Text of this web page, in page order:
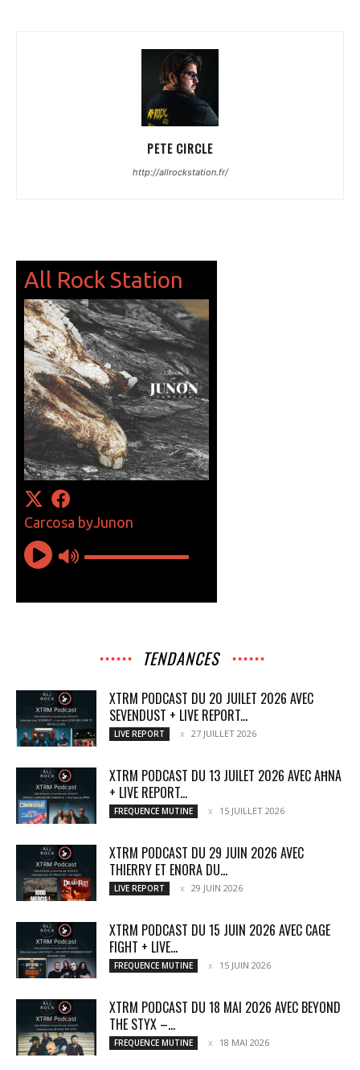
PETE CIRCLE
http://allrockstation.fr/
TENDANCES
XTRM PODCAST DU 20 JUILET 2026 AVEC
SEVENDUST + LIVE REPORT...
LIVE REPORT 27 JUILLET 2026
XTRM PODCAST DU 13 JUILET 2026 AVEC AĦNA
+ LIVE REPORT...
FREQUENCE MUTINE 15 JUILLET 2026
XTRM PODCAST DU 29 JUIN 2026 AVEC
THIERRY ET ENORA DU...
LIVE REPORT 29 JUIN 2026
XTRM PODCAST DU 15 JUIN 2026 AVEC CAGE
FIGHT + LIVE...
FREQUENCE MUTINE 15 JUIN 2026
XTRM PODCAST DU 18 MAI 2026 AVEC BEYOND
THE STYX –...
FREQUENCE MUTINE 18 MAI 2026